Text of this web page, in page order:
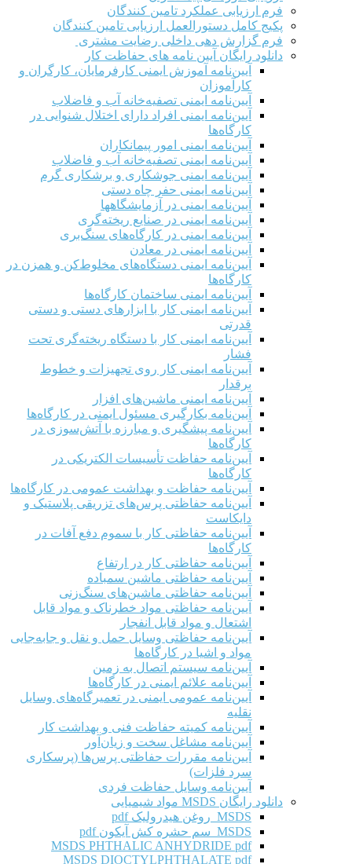
فرم ارزيابی عملکرد تامین کنندگان
پکیج کامل دستورالعمل ارزیابی تامین کنندگان
فرم گزارش دهی داخلی رضایت مشتری
دانلود رایگان آیین نامه های حفاظت کار
آیین‌نامه آموزش ایمنی کارفرمایان، کارگران و
کارآموزان
آیین‌نامه ایمنی تصفیه‌خانه آب و فاضلاب
آیین‌نامه ایمنی افراد دارای اختلال شنوایی در
کارگاه‌ها
آیین‌نامه ایمنی امور پیمانکاران
آیین‌نامه ایمنی تصفیه‌خانه آب و فاضلاب
آیین‌نامه ایمنی جوشکاری و برشکاری گرم
آیین‌نامه ایمنی حفر چاه دستی
آیین‌نامه ایمنی در آزمایشگاهها
آیین‌نامه ایمنی در صنایع ریخته‌گری
آیین‌نامه ایمنی در کارگاه‌های سنگ‌بری
آیین‌نامه ایمنی در معادن
آیین‌نامه ایمنی دستگاه‌های مخلوط‌کن و همزن در
کارگاه‌ها
آیین‌نامه ایمنی ساختمان کارگاه‌ها
آیین‌نامه ایمنی کار با ابزارهای دستی و دستی
قدرتی
آیین‌نامه ایمنی کار با دستگاه ریخته‌گری تحت
فشار
آیین‌نامه ایمنی کار روی تجهیزات و خطوط
برقدار
آیین‌نامه ایمنی ماشین‌های افزار
آیین‌نامه بکارگیری مسئول ایمنی در کارگاه‌ها
آیین‌نامه پیشگیری و مبارزه با آتش‌سوزی در
کارگاه‌ها
آیین‌نامه حفاظت تأسیسات الکتریکی در
کارگاه‌ها
آیین‌نامه حفاظت و بهداشت عمومی در کارگاه‌ها
آیین‌نامه حفاظتی پرس‌های تزریقی پلاستیک و
دایکاست
آیین‌نامه حفاظتی کار با سموم دفع آفات در
کارگاه‌ها
آیین‌نامه حفاظتی کار در ارتفاع
آیین‌نامه حفاظتی ماشین سمباده
آیین‌نامه حفاظتی ماشین‌های سنگ‌زنی
آیین‌نامه حفاظتی مواد خطرناک و مواد قابل
اشتعال و مواد قابل انفجار
آیین‌نامه حفاظتی وسایل حمل و نقل و جابه‌جایی
مواد و اشیا در کارگاه‌ها
آیین‌نامه سیستم اتصال به زمین
آیین‌نامه علائم ایمنی در کارگاه‌ها
آیین‌نامه عمومی ایمنی در تعمیرگاه‌های وسایل
نقلیه
آیین‌نامه کمیته حفاظت فنی و بهداشت کار
آیین‌نامه مشاغل سخت و زیان‌آور
آیین‌نامه مقررات حفاظتی پرس‌ها (پرسکاری
سرد فلزات)
آیین‌نامه وسایل حفاظت فردی
دانلود رایگان MSDS مواد شیمیایی
MSDS روغن هیدرولیک pdf
MSDS سم حشره کش آیکون pdf
MSDS PHTHALIC ANHYDRIDE pdf
MSDS DIOCTYLPHTHALATE pdf